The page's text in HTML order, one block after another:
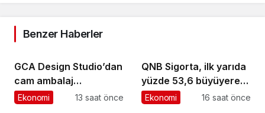
Benzer Haberler
GCA Design Studio’dan
cam ambalaj
tasarımında bütüncül
Ekonomi 13 saat önce
QNB Sigorta, ilk yarıda
yüzde 53,6 büyüyerek
10,66 milyar TL prim
Ekonomi 16 saat önce